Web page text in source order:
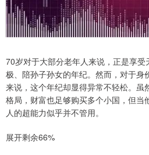
70岁对于大部分老年人来说，正是享
极、陪孙子孙女的年纪。然而，对于身
来说，这个年纪却显得异常不轻松。虽
格局，财富也足够购买多个小国，但当
人的超能力似乎并不管用。
展开剩余66%